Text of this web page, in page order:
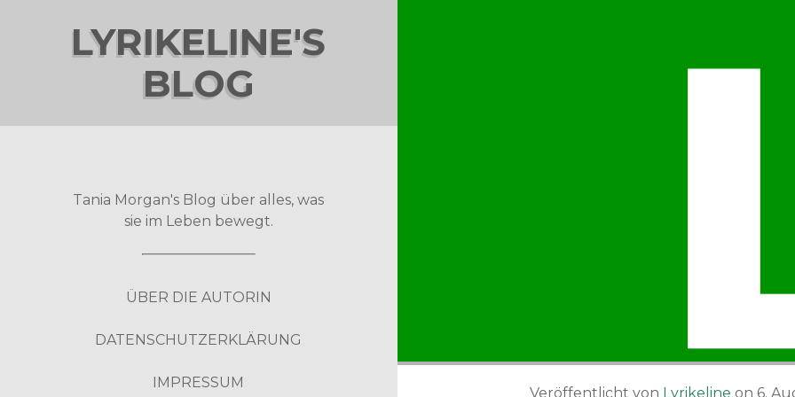
LYRIKELINE'S
BLOG
Tania Morgan's Blog über alles, was
sie im Leben bewegt.
ÜBER DIE AUTORIN
DATENSCHUTZERKLÄRUNG
IMPRESSUM
Veröffentlicht von Lyrikeline on 6.